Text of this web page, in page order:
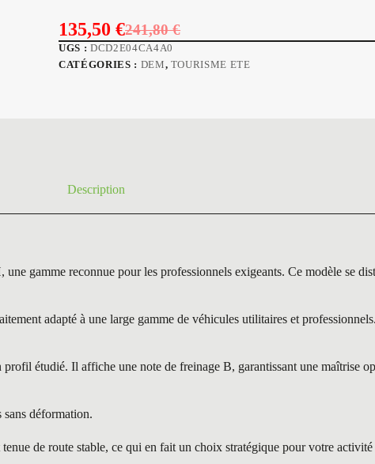
241,80€
Le
prix
135,50€
Le
prix
UGS : DCD2E04CA4A0
CATÉGORIES : DEM, TOURISME ETE
Description
reconnue pour les professionnels exigeants. Ce modèle se
adapté à une large gamme de véhicules utilitaires et
étudié. Il affiche une note de freinage B, garantissant une maîtrise
sans déformation.
de route stable, ce qui en fait un choix stratégique pour votre